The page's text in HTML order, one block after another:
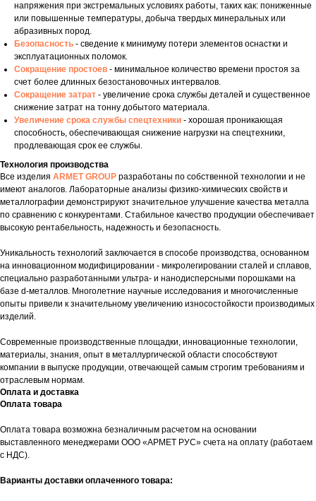
напряжения при экстремальных условиях работы, таких как: пониженные
или повышенные температуры, добыча твердых минеральных или
абразивных пород.
Безопасность - сведение к минимуму потери элементов оснастки и
эксплуатационных поломок.
Сокращение простоев - минимальное количество времени простоя за
счет более длинных безостановочных интервалов.
Сокращение затрат - увеличение срока службы деталей и существенное
снижение затрат на тонну добытого материала.
Увеличение срока службы спецтехники - хорошая проникающая
способность, обеспечивающая снижение нагрузки на спецтехники,
продлевающая срок ее службы.
Технология производства
Все изделия ARMET GROUP разработаны по собственной технологии и не
имеют аналогов. Лабораторные анализы физико-химических свойств и
металлографии демонстрируют значительное улучшение качества металла
по сравнению с конкурентами. Стабильное качество продукции обеспечивает
высокую рентабельность, надежность и безопасность.
Уникальность технологий заключается в способе производства, основанном
на инновационном модифицировании - микролегировании сталей и сплавов,
специально разработанными ультра- и нанодисперсными порошками на
базе d-металлов. Многолетние научные исследования и многочисленные
опыты привели к значительному увеличению износостойкости производимых
изделий.
Современные производственные площадки, инновационные технологии,
материалы, знания, опыт в металлургической области способствуют
компании в выпуске продукции, отвечающей самым строгим требованиям и
отраслевым нормам.
Оплата и доставка
Оплата товара
Оплата товара возможна безналичным расчетом на основании
выставленного менеджерами ООО «АРМЕТ РУС» счета на оплату (работаем
с НДС).
Варианты доставки оплаченного товара: